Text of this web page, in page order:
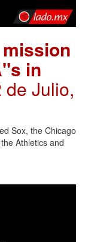
in
de Julio,
Sox, the Chicago
Athletics and